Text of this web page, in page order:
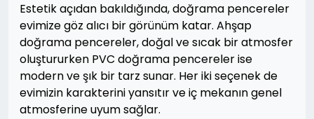
Estetik açıdan bakıldığında, doğrama pencereler
evimize göz alıcı bir görünüm katar. Ahşap
doğrama pencereler, doğal ve sıcak bir atmosfer
oluştururken PVC doğrama pencereler ise
modern ve şık bir tarz sunar. Her iki seçenek de
evimizin karakterini yansıtır ve iç mekanın genel
atmosferine uyum sağlar.